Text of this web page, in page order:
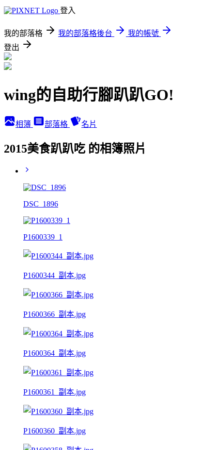
登入
我的部落格 我的部落格後台
我的帳號
登出
wing的自助行腳趴趴GO!
相簿 部落格 名片
2015美食趴趴吃 的相簿照片
DSC_1896
P1600339_1
P1600344_副本.jpg
P1600366_副本.jpg
P1600364_副本.jpg
P1600361_副本.jpg
P1600360_副本.jpg